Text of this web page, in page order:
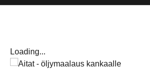
Loading...